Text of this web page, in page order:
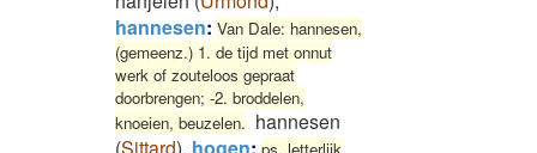
hannesen: Van Dale: hannesen,
(gemeenz.) 1. de tijd met onnut
werk of zouteloos gepraat
doorbrengen; -2. broddelen,
knoeien, beuzelen. hannesen